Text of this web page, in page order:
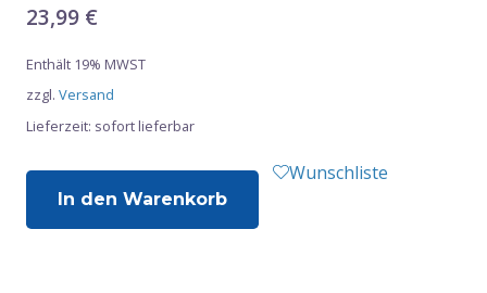
23,99 €
Enthält 19% MWST
zzgl. Versand
Lieferzeit: sofort lieferbar
In den Warenkorb
Wunschliste